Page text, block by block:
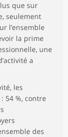
que sur
seulement
l’ensemble
la prime
une
a
les
54 %, contre
des